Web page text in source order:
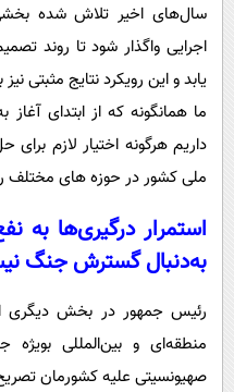
سال‌های اخیر تلاش شده بخشی
اجرایی واگذار شود تا روند
یابد و این رویکرد نتایج مثبتی
ما همانگونه که از ابتدای
داریم هرگونه اختیار لازم
ملی کشور در حوزه های مختلف را
استمرار درگیری‌ها به
به‌دنبال گسترش جنگ
رئیس جمهور در بخش دیگری
منطقه‌ای و بین‌المللی
صهیونسیتی علیه کشورمان